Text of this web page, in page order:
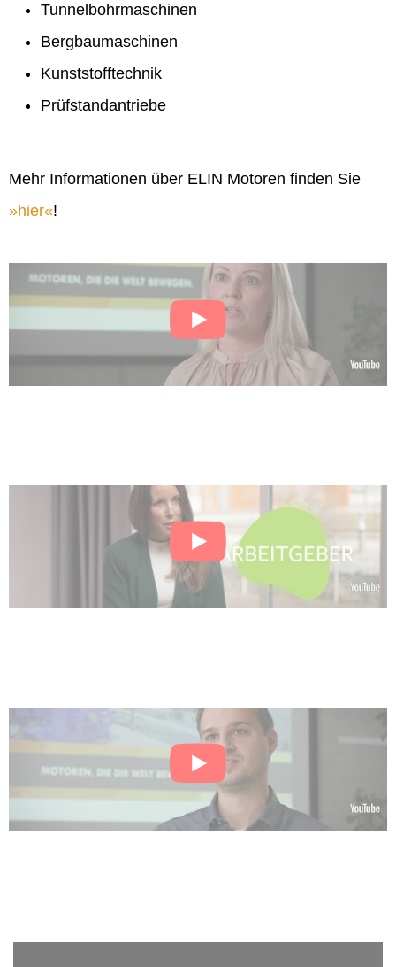
Tunnelbohrmaschinen
Bergbaumaschinen
Kunststofftechnik
Prüfstandantriebe
Mehr Informationen über ELIN Motoren finden Sie
hier !